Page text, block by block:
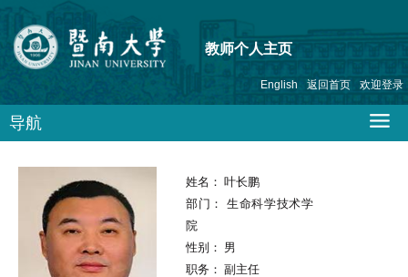
教师个人主页
English 返回首页 欢迎登录
导航
姓名： 叶长鹏
部门： 生命科学技术学
院
性别： 男
职务： 副主任